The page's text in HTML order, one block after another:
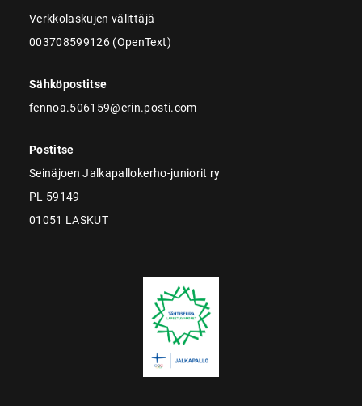
Verkkolaskujen välittäjä
003708599126 (OpenText)
Sähköpostitse
fennoa.506159@erin.posti.com
Postitse
Seinäjoen Jalkapallokerho-juniorit ry
PL 59149
01051 LASKUT